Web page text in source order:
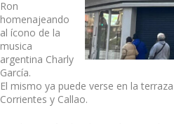
Ron
homenajeando
al ícono de la
musica
argentina Charly
García.
El mismo ya puede verse en la
Corrientes y Callao.